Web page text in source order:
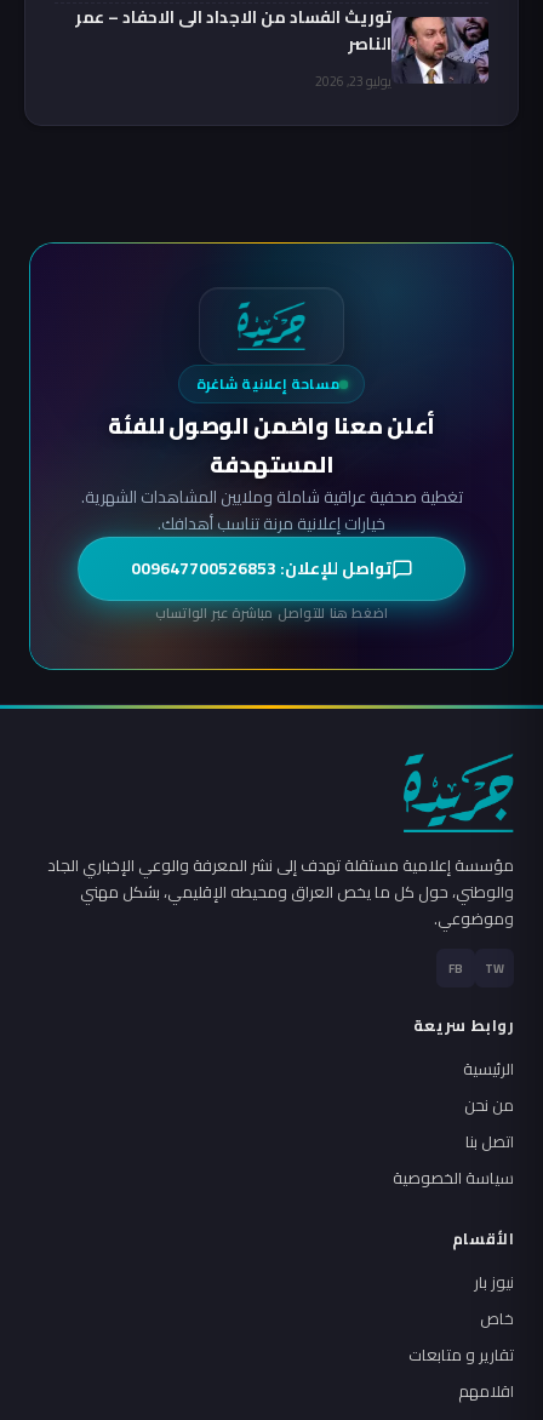
توريث الفساد من الاجداد الى الاحفاد – عمر
الناصر
يوليو 23, 2026
مساحة إعلانية شاغرة
أعلن معنا واضمن الوصول للفئة
المستهدفة
تغطية صحفية عراقية شاملة وملايين المشاهدات الشهرية.
خيارات إعلانية مرنة تناسب أهدافك.
تواصل للإعلان: 009647700526853
اضغط هنا للتواصل مباشرة عبر الواتساب
مؤسسة إعلامية مستقلة تهدف إلى نشر المعرفة والوعي الإخباري الجاد
والوطني، حول كل ما يخص العراق ومحيطه الإقليمي، بشكل مهني
وموضوعي.
TW
FB
روابط سريعة
الرئيسية
من نحن
اتصل بنا
سياسة الخصوصية
الأقسام
نيوز بار
خاص
تقارير و متابعات
اقلامهم